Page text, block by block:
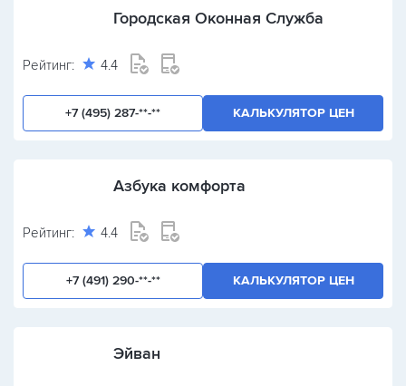
Городская Оконная Служба
Рейтинг: 4.4
+7 (495) 287-**-** КАЛЬКУЛЯТОР ЦЕН
Азбука комфорта
Рейтинг: 4.4
+7 (491) 290-**-** КАЛЬКУЛЯТОР ЦЕН
Эйван